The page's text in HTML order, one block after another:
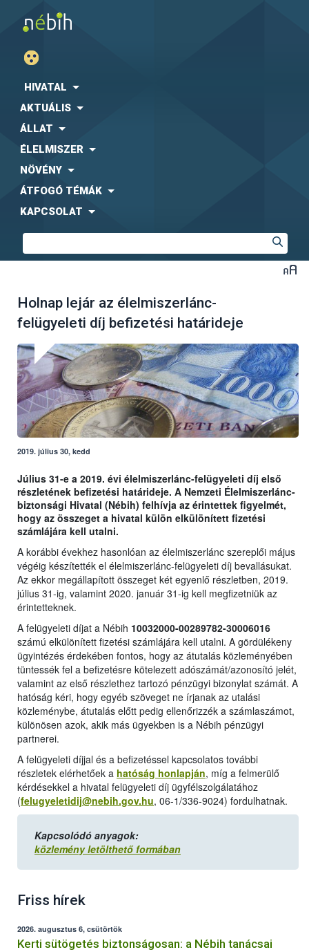
HIVATAL
AKTUÁLIS
ÁLLAT
ÉLELMISZER
NÖVÉNY
ÁTFOGÓ TÉMÁK
KAPCSOLAT
Holnap lejár az élelmiszerlánc-
felügyeleti díj befizetési határideje
2019. július 30, kedd
Július 31-e a 2019. évi élelmiszerlánc-felügyeleti díj első
részletének befizetési határideje. A Nemzeti Élelmiszerlánc-
biztonsági Hivatal (Nébih) felhívja az érintettek figyelmét,
hogy az összeget a hivatal külön elkülönített fizetési
számlájára kell utalni.
A korábbi évekhez hasonlóan az élelmiszerlánc szereplői május
végéig készítették el élelmiszerlánc-felügyeleti díj bevallásukat.
Az ekkor megállapított összeget két egyenlő részletben, 2019.
július 31-ig, valamint 2020. január 31-ig kell megfizetniük az
érintetteknek.
A felügyeleti díjat a Nébih 10032000-00289782-30006016
számú elkülönített fizetési számlájára kell utalni. A gördülékeny
ügyintézés érdekében fontos, hogy az átutalás közleményében
tüntessék fel a befizetésre kötelezett adószámát/azonosító jelét,
valamint az első részlethez tartozó pénzügyi bizonylat számát. A
hatóság kéri, hogy egyéb szöveget ne írjanak az utalási
közleménybe, átutalás előtt pedig ellenőrizzék a számlaszámot,
különösen azok, akik más ügyekben is a Nébih pénzügyi
partnerei.
A felügyeleti díjjal és a befizetéssel kapcsolatos további
részletek elérhetőek a hatóság honlapján, míg a felmerülő
kérdésekkel a hivatal felügyeleti díj ügyfélszolgálatához
(felugyeletidij@nebih.gov.hu, 06-1/336-9024) fordulhatnak.
Kapcsolódó anyagok:
közlemény letölthető formában
Friss hírek
2026. augusztus 6, csütörtök
Kerti sütögetés biztonságosan: a Nébih tanácsai